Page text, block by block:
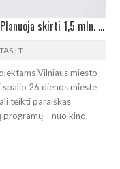
VILNIUS PAREMS KULTŪROS PROJEKTUS: Planuoja skirti 1,5 mln. eurų
Vilniaus miesto
26 dienos mieste
teikti paraiškas
– nuo kino,